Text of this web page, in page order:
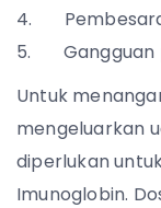
Untuk
mengeluarkan
diperlukan
Imunoglobin.